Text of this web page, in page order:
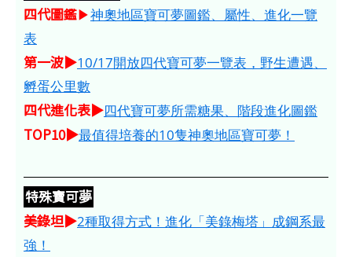
四代圖鑑▶神奧地區寶可夢圖鑑、屬性、進化一覽
表
第一波▶10/17開放四代寶可夢一覽表，野生遭遇、
孵蛋公里數
四代進化表▶四代寶可夢所需糖果、階段進化圖鑑
TOP10▶最值得培養的10隻神奧地區寶可夢！
特殊寶可夢
美錄坦▶2種取得方式！進化「美錄梅塔」成鋼系最
強！